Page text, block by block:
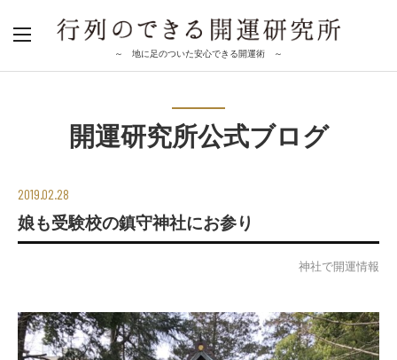
～ 地に足のついた安心できる開運術 ～
開運研究所公式ブログ
2019.02.28
娘も受験校の鎮守神社にお参り
神社で開運情報